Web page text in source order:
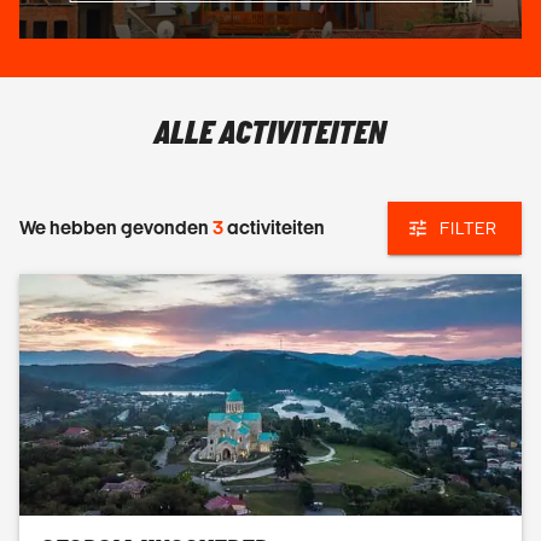
BESTE REISTIJD VOOR EEN RONDREIS DOOR
het meest geschikt voor groepsreizen. De temperaturen zijn
haar mooist. Wegen en wandelroutes in de Kaukasus zijn
goed toegankelijk, waardoor je het land echt kunt
ontdekken. Ook zijn de dagen lang, wat betekent dat je veel
uit je reis haalt zonder haast.
WIL JIJ JOUW REIS NAAR GEORGIË PLANNEN?
Wil je weten welke groepsreis naar Georgië het beste bij je
ALLE ACTIVITEITEN
We hebben gevonden 3activiteiten FILTER